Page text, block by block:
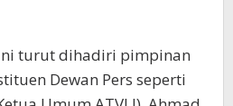
turut dihadiri pimpinan
Dewan Pers seperti